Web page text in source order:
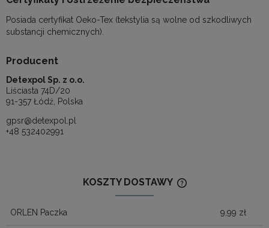
Posiada certyfikat Oeko-Tex (tekstylia są wolne od szkodliwych
substancji chemicznych).
Producent
Detexpol Sp. z o.o.
Liściasta 74D/20
91-357 Łódź, Polska
gpsr@detexpol.pl
+48 532402991
KOSZTY DOSTAWY
ORLEN Paczka 9,99 zł